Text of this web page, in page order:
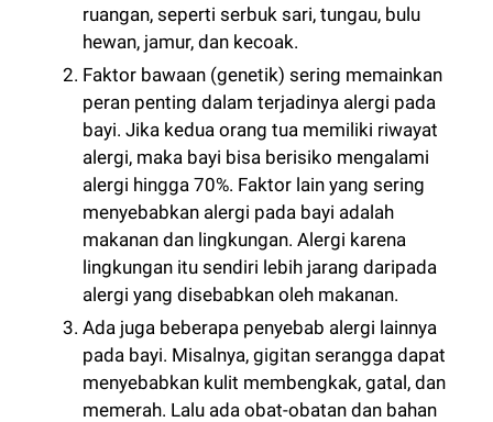
ruangan, seperti serbuk sari, tungau, bulu
hewan, jamur, dan kecoak.
Faktor bawaan (genetik) sering memainkan
peran penting dalam terjadinya alergi pada
bayi. Jika kedua orang tua memiliki riwayat
alergi, maka bayi bisa berisiko mengalami
alergi hingga 70%. Faktor lain yang sering
menyebabkan alergi pada bayi adalah
makanan dan lingkungan. Alergi karena
lingkungan itu sendiri lebih jarang daripada
alergi yang disebabkan oleh makanan.
Ada juga beberapa penyebab alergi lainnya
pada bayi. Misalnya, gigitan serangga dapat
menyebabkan kulit membengkak, gatal, dan
memerah. Lalu ada obat-obatan dan bahan